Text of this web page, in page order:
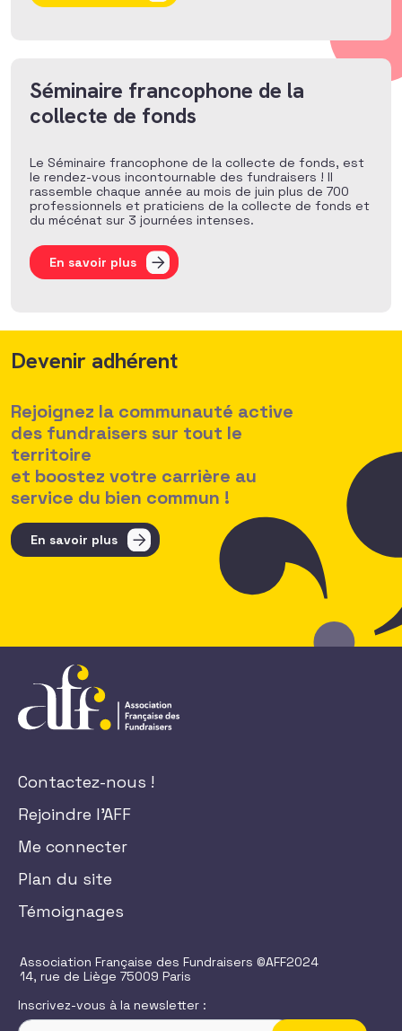
Séminaire francophone de la
collecte de fonds
Le Séminaire francophone de la collecte de fonds, est
le rendez-vous incontournable des fundraisers ! Il
rassemble chaque année au mois de juin plus de 700
professionnels et praticiens de la collecte de fonds et
du mécénat sur 3 journées intenses.
En savoir plus
Devenir adhérent
Rejoignez la communauté active
des fundraisers sur tout le
territoire
et boostez votre carrière au
service du bien commun !
En savoir plus
Contactez-nous !
Rejoindre l'AFF
Me connecter
Plan du site
Témoignages
Association Française des Fundraisers ©AFF2024
14, rue de Liège 75009 Paris
Inscrivez-vous à la newsletter :